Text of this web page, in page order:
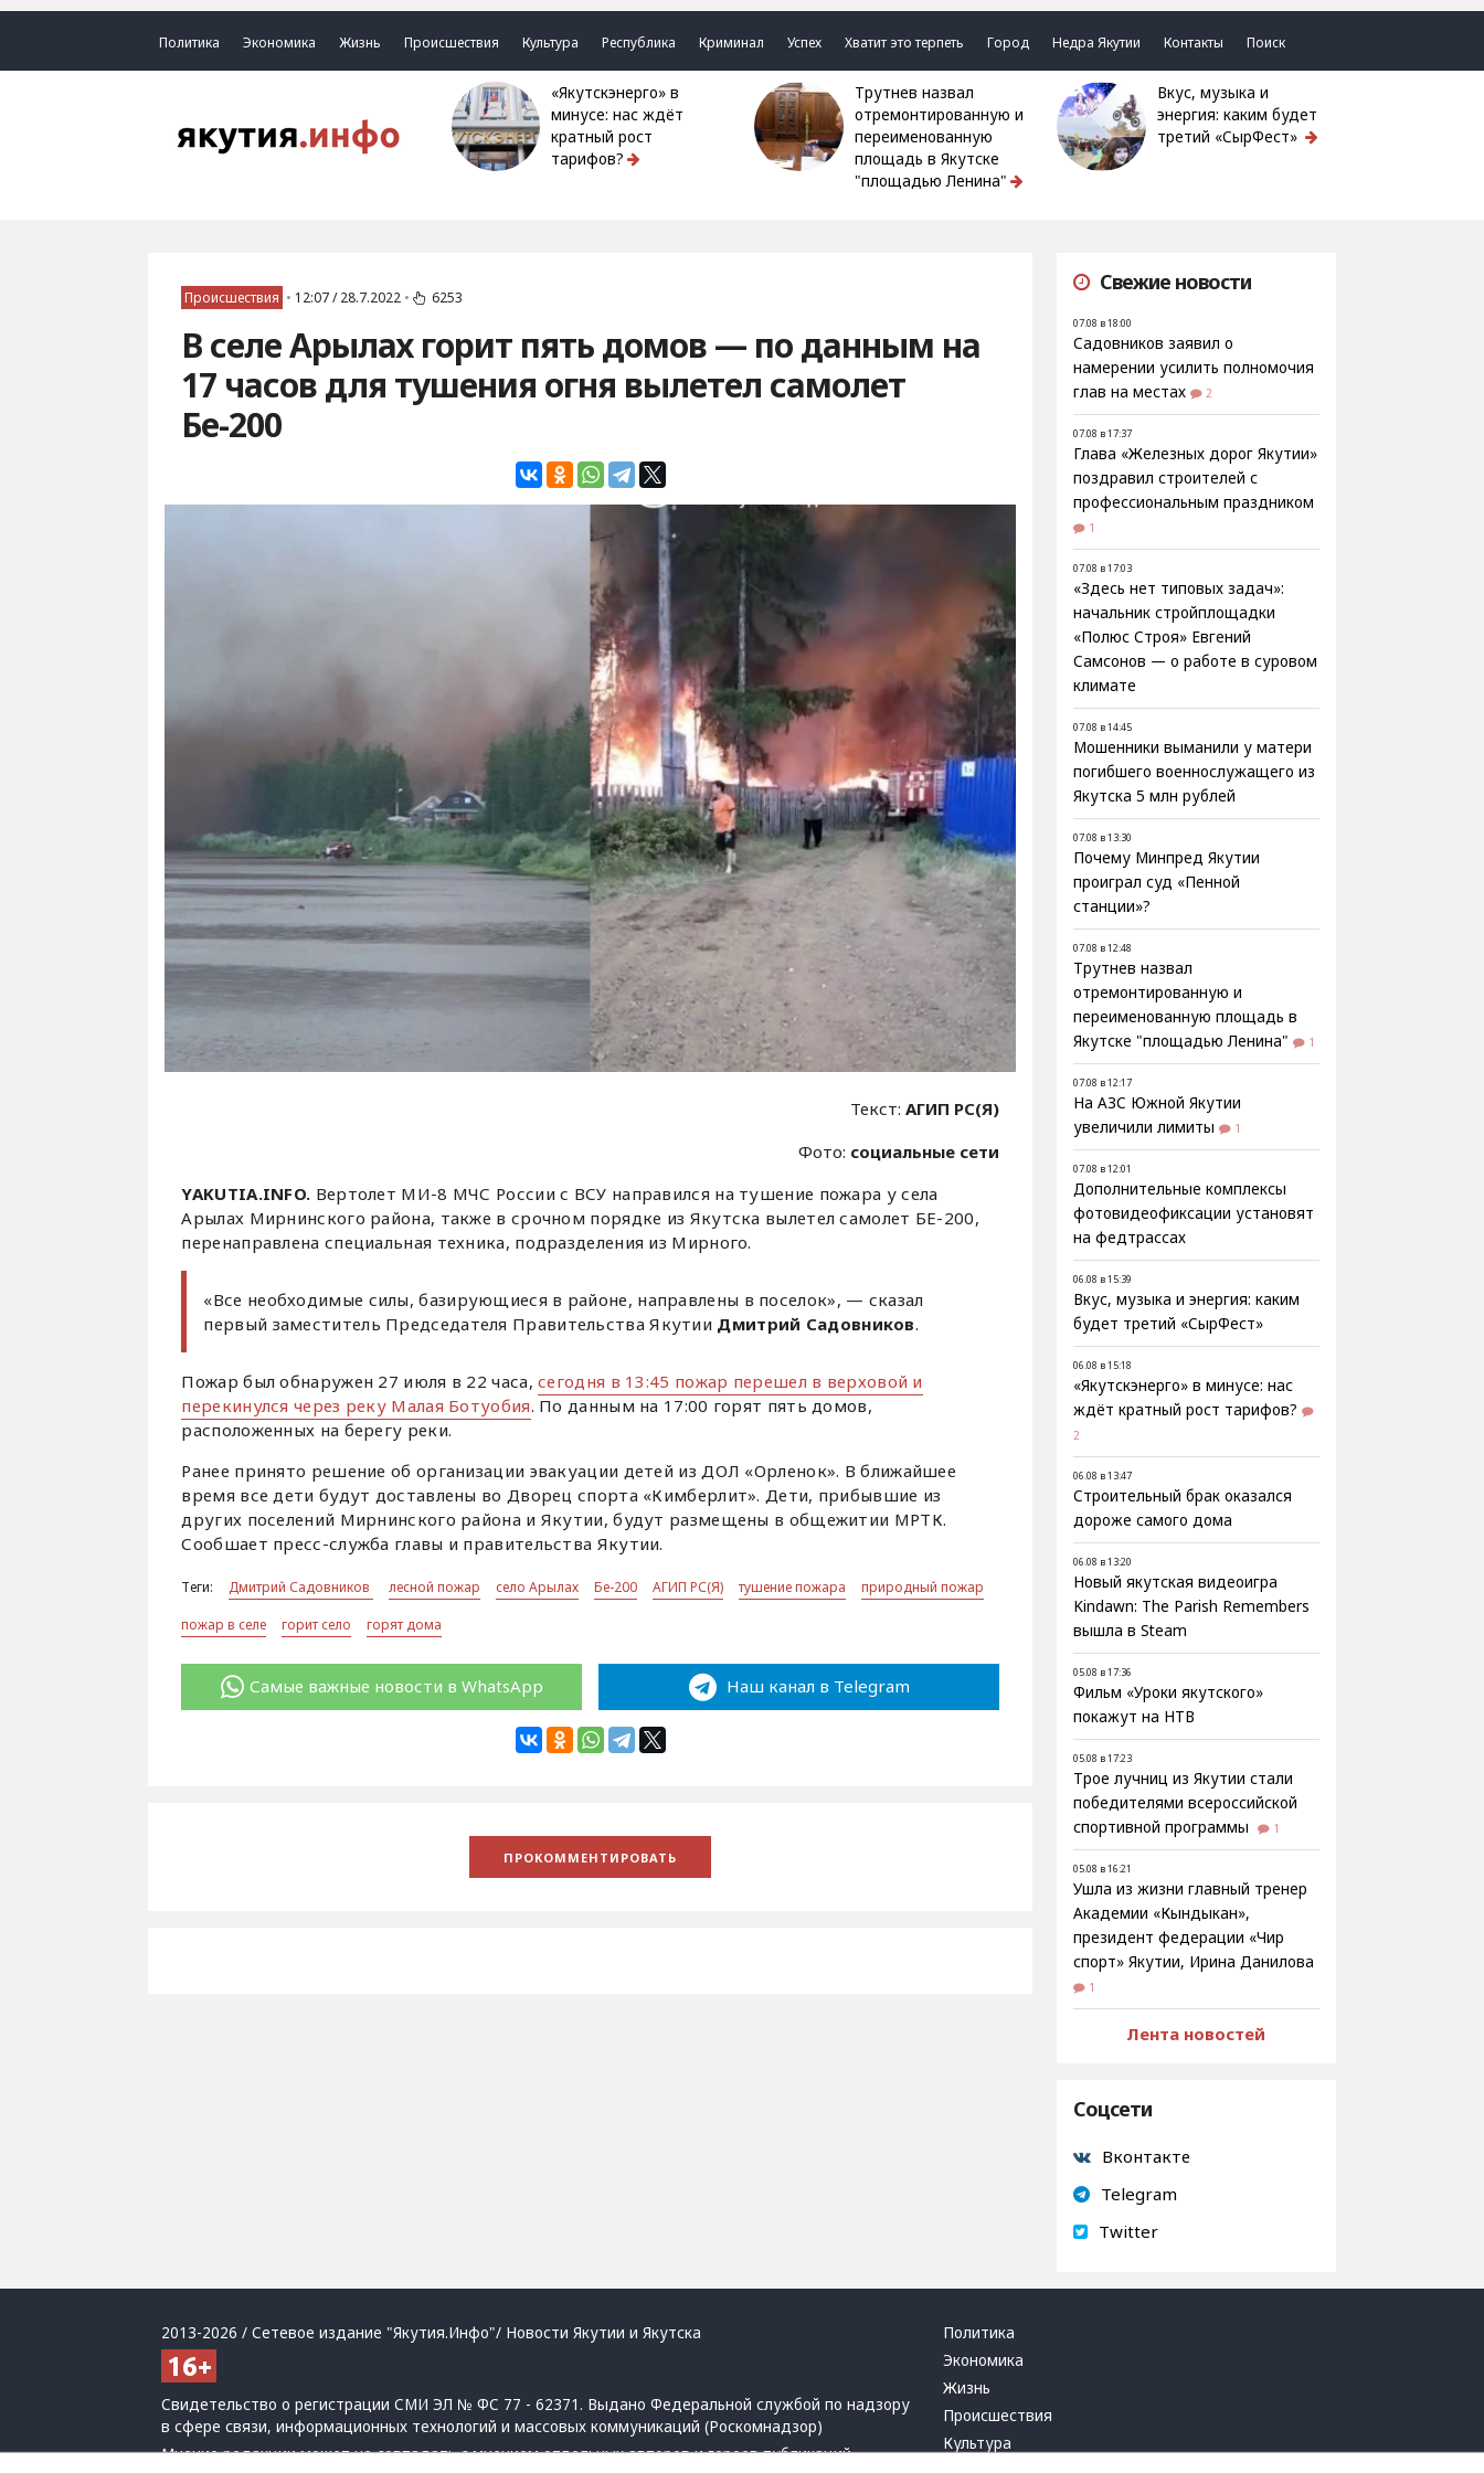
Политика Экономика Жизнь Происшествия Культура Республика Криминал Успех Хватит это терпеть Город Недра Якутии Контакты Поиск
«Якутскэнерго» в
минусе: нас ждёт
кратный рост
тарифов?
Трутнев назвал
отремонтированную и
переименованную
площадь в Якутске
"площадью Ленина"
Вкус, музыка и
энергия: каким будет
третий «СырФест»
Происшествия • 12:07 / 28.7.2022 • 6253
В селе Арылах горит пять домов — по данным на
17 часов для тушения огня вылетел самолет
Бе-200
Текст:АГИП РС(Я)
Фото: социальные сети
YAKUTIA.INFO. Вертолет МИ-8 МЧС России с ВСУ направился на тушение пожара у села
Арылах Мирнинского района, также в срочном порядке из Якутска вылетел самолет БЕ-200,
перенаправлена специальная техника, подразделения из Мирного.
«Все необходимые силы, базирующиеся в районе, направлены в поселок», — сказал
первый заместитель Председателя Правительства Якутии Дмитрий Садовников.
Пожар был обнаружен 27 июля в 22 часа,сегодня в 13:45 пожар перешел в верховой и
перекинулся через реку Малая Ботуобия. По данным на 17:00 горят пять домов,
расположенных на берегу реки.
Ранее принято решение об организации эвакуации детей из ДОЛ «Орленок». В ближайшее
время все дети будут доставлены во Дворец спорта «Кимберлит». Дети, прибывшие из
других поселений Мирнинского района и Якутии, будут размещены в общежитии МРТК.
Сообшает пресс-служба главы и правительства Якутии.
Теги: Дмитрий Садовников лесной пожар село Арылах Бе-200 АГИП РС(Я) тушение пожара
природный пожар
пожар в селе
горит село горят дома
Самые важные новости в WhatsApp Наш канал в Telegram
Свежие новости
07.08 в 18:00
Садовников заявил о
намерении усилить полномочия
глав на местах
2
07.08 в 17:37
Глава «Железных дорог Якутии»
поздравил строителей с
профессиональным праздником
1
07.08 в 17:03
«Здесь нет типовых задач»:
начальник стройплощадки
«Полюс Строя» Евгений
Самсонов — о работе в суровом
климате
07.08 в 14:45
Мошенники выманили у матери
погибшего военнослужащего из
Якутска 5 млн рублей
07.08 в 13:30
Почему Минпред Якутии
проиграл суд «Пенной
станции»?
07.08 в 12:48
Трутнев назвал
отремонтированную и
переименованную площадь в
Якутске "площадью Ленина"
1
07.08 в 12:17
На АЗС Южной Якутии
увеличили лимиты
1
07.08 в 12:01
Дополнительные комплексы
фотовидеофиксации установят
на федтрассах
06.08 в 15:39
Вкус, музыка и энергия: каким
будет третий «СырФест»
06.08 в 15:18
«Якутскэнерго» в минусе: нас
ждёт кратный рост тарифов?
2
06.08 в 13:47
Строительный брак оказался
дороже самого дома
06.08 в 13:20
Новый якутская видеоигра
Kindawn: The Parish Remembers
вышла в Steam
05.08 в 17:36
Фильм «Уроки якутского»
покажут на НТВ
05.08 в 17:23
Трое лучниц из Якутии стали
победителями всероссийской
спортивной программы
1
05.08 в 16:21
Ушла из жизни главный тренер
Академии «Кындыкан»,
президент федерации «Чир
спорт» Якутии, Ирина Данилова
1
Лента новостей
Соцсети
Вконтакте
Telegram
Twitter
2013-2026 / Сетевое издание "Якутия.Инфо"/ Новости Якутии и Якутска
Свидетельство о регистрации СМИ ЭЛ № ФС 77 - 62371. Выдано Федеральной службой по надзору
в сфере связи, информационных технологий и массовых коммуникаций (Роскомнадзор)
Мнение редакции может не совпадать с мнением отдельных авторов и героев публикаций.
Политика
Экономика
Жизнь
Происшествия
Культура